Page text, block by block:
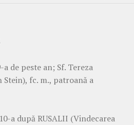
de peste an; Sf. Tereza
Stein), fc. m., patroană a
a după RUSALII (Vindecarea